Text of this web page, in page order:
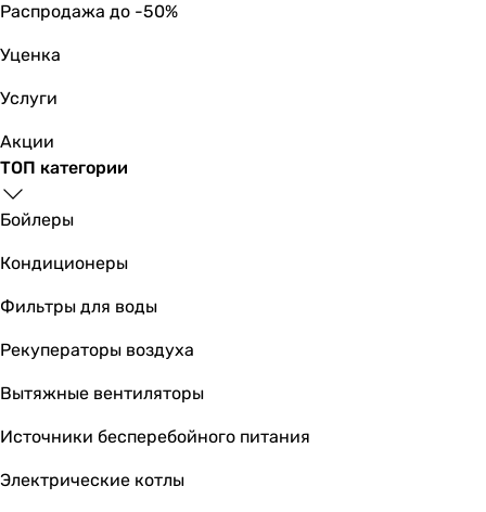
Распродажа до -50%
Уценка
Услуги
Акции
ТОП категории
Бойлеры
Кондиционеры
Фильтры для воды
Рекуператоры воздуха
Вытяжные вентиляторы
Источники бесперебойного питания
Электрические котлы